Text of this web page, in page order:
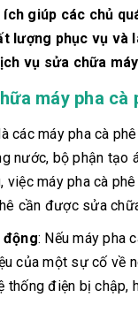
giúp các chủ
lượng phục vụ và
vụ sửa chữa
máy pha cà
các máy pha cà
nước, bộ phận
việc máy pha cà
cần được sửa
động: Nếu máy pha
của một sự cố về
thống điện bị